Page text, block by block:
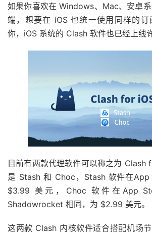
如果你喜欢在 Windows、Mac、安卓
端，想要在 iOS 也统一使用同样的
你，iOS 系统的 Clash 软件也已经上线
目前有两款代理软件可以称之为 Clash
是 Stash 和 Choc，Stash 软件在
$3.99 美元，Choc 软件在App
Shadowrocket 相同，为 $2.99 美元。
这两款 Clash 内核软件适合搭配机场